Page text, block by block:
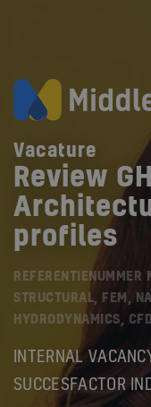
Vacature
Review
profiles
STRUCTURAL, FEM,
HYDRODYNAMICS, CFD
INTERNAL
SUCCESFACTOR